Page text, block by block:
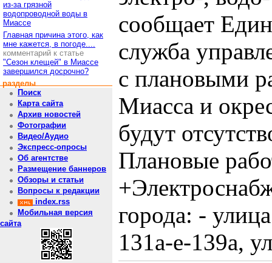
из-за грязной
водопроводной воды в
Миассе
Главная причина этого, как
мне кажется, в погоде....
комментарий к статье
"Сезон клещей" в Миассе
завершился досрочно?
разделы
Поиск
Карта сайта
Архив новостей
Фотографии
Видео/Аудио
Экспресс-опросы
Об агентстве
Размещение баннеров
Обзоры и статьи
Вопросы к редакции
index.rss
Мобильная версия
сайта
сообщает
служба
с плановыми
Миасса и
будут
Плановые
города: -
131а-е-139а,